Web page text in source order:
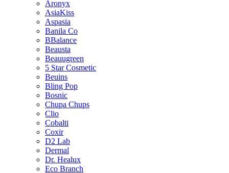
Aronyx
AsiaKiss
Aspasia
Banila Co
BBalance
Beausta
Beauugreen
5 Star Cosmetic
Beuins
Bling Pop
Bosnic
Chupa Chups
Clio
Cobalti
Coxir
D2 Lab
Dermal
Dr. Healux
Eco Branch